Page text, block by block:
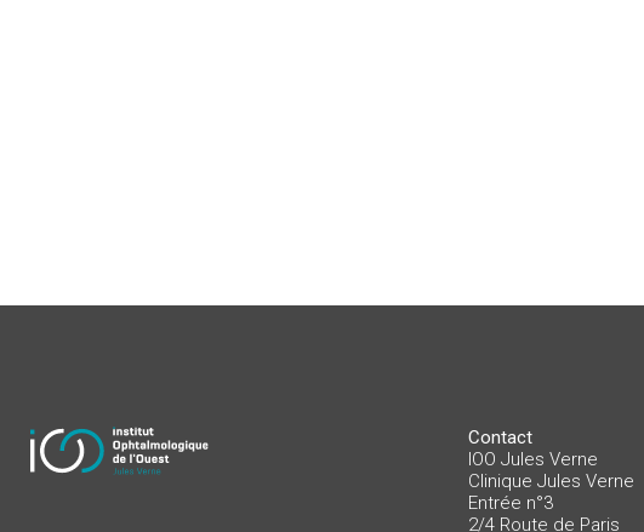
Contact
IOO Jules Verne
Clinique Jules Verne
Entrée n°3
2/4 Route de Paris